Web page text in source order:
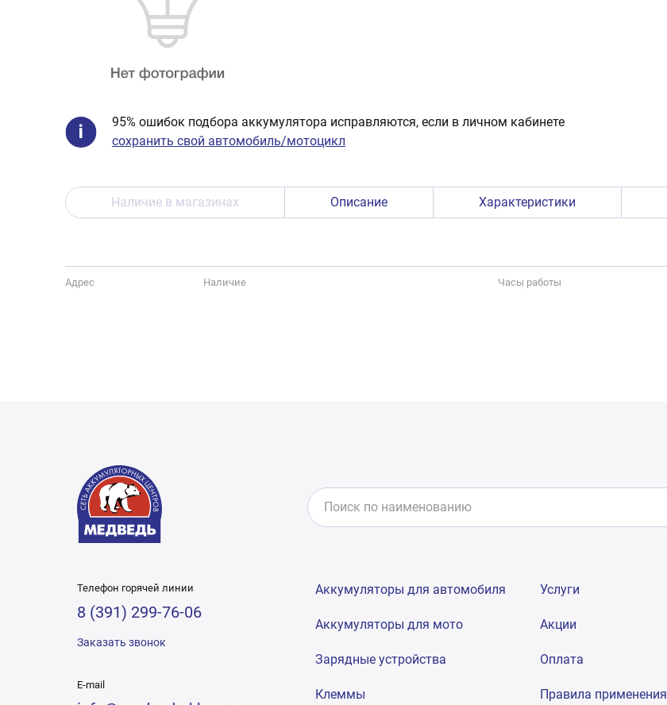
95% ошибок подбора аккумулятора исправляются, если в личном кабинете
сохранить свой автомобиль/мотоцикл
Наличие в магазинах Описание Характеристики
Адрес Наличие Часы работы
Телефон горячей линии
8 (391) 299-76-06
Заказать звонок
E-mail
Аккумуляторы для автомобиля
Аккумуляторы для мото
Зарядные устройства
Клеммы
Услуги
Акции
Оплата
Правила применения